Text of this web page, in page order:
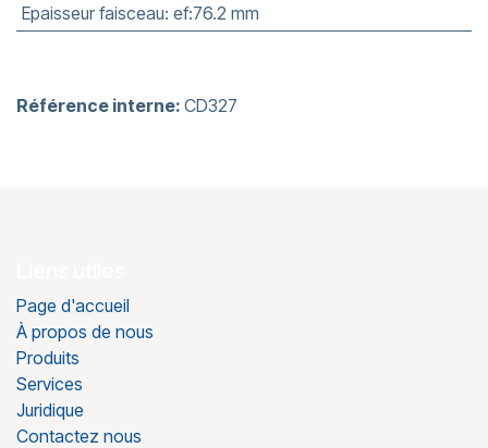
Epaisseur faisceau: ef:76.2 mm
Référence interne: CD327
Page d'accueil
À propos de nous
Produits
Services
Juridique
Contactez nous